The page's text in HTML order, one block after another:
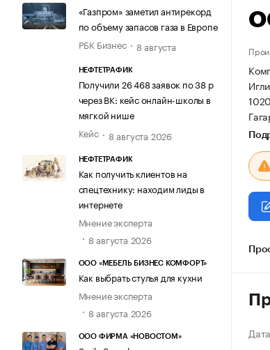
«Газпром» заметил антирекорд
по объему запасов газа в Европе
РБК Бизнес
8 августа
НЕФТЕТРАФИК
Получили 26 468 заявок по 38 р
через ВК: кейс онлайн-школы в
мягкой нише
Кейс
8 августа 2026
НЕФТЕТРАФИК
Как получить клиентов на
спецтехнику: находим лиды в
интернете
Мнение эксперта
8 августа 2026
ООО «МЕБЕЛЬ БИЗНЕС КОМФОРТ»
Как выбрать стулья для кухни
Мнение эксперта
8 августа 2026
ООО ФИРМА «НОВОСТОМ»